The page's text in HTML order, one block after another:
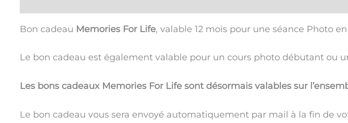
Bon cadeau Memories For Life, valable 12 mois pour une séance Photo
Le bon cadeau est également valable pour un cours photo débutant ou
Les bons cadeaux Memories For Life sont désormais valables sur
Le bon cadeau vous sera envoyé automatiquement par mail à la fin de